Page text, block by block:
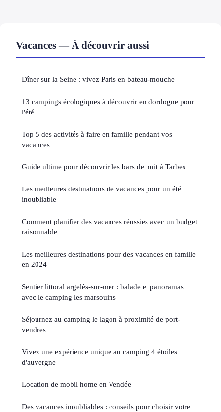
Vacances — À découvrir aussi
Dîner sur la Seine : vivez Paris en bateau-mouche
13 campings écologiques à découvrir en dordogne pour
l'été
Top 5 des activités à faire en famille pendant vos
vacances
Guide ultime pour découvrir les bars de nuit à Tarbes
Les meilleures destinations de vacances pour un été
inoubliable
Comment planifier des vacances réussies avec un budget
raisonnable
Les meilleures destinations pour des vacances en famille
en 2024
Sentier littoral argelès-sur-mer : balade et panoramas
avec le camping les marsouins
Séjournez au camping le lagon à proximité de port-
vendres
Vivez une expérience unique au camping 4 étoiles
d'auvergne
Location de mobil home en Vendée
Des vacances inoubliables : conseils pour choisir votre